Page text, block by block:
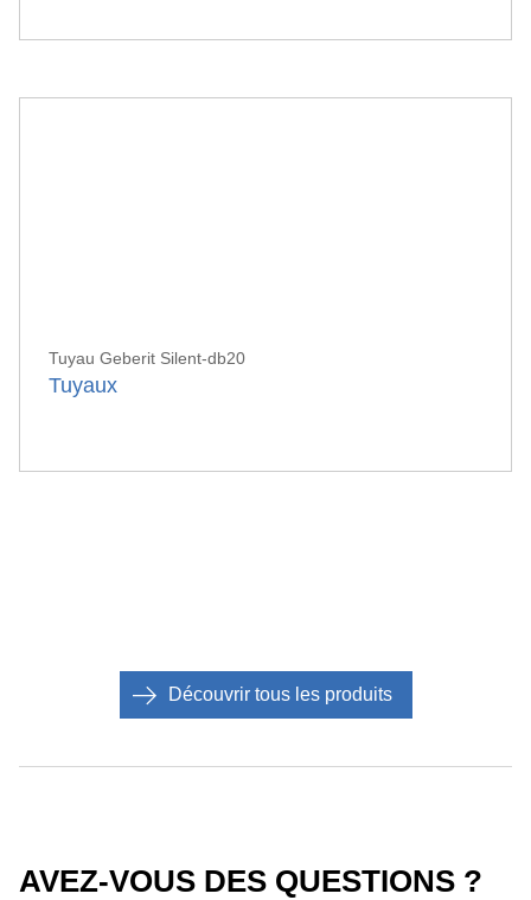
Tuyau Geberit Silent-db20
Tuyaux
Découvrir tous les produits
AVEZ-VOUS DES QUESTIONS ?